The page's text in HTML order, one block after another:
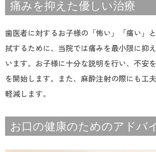
痛みを抑えた優しい治療
歯医者に対するお子様の「怖い」「痛い」
拭するために、当院では痛みを最小限に抑
います。お子様に十分な説明を行い、不安
を開始します。また、麻酔注射の際にも工
軽減します。
お口の健康のためのアドバ